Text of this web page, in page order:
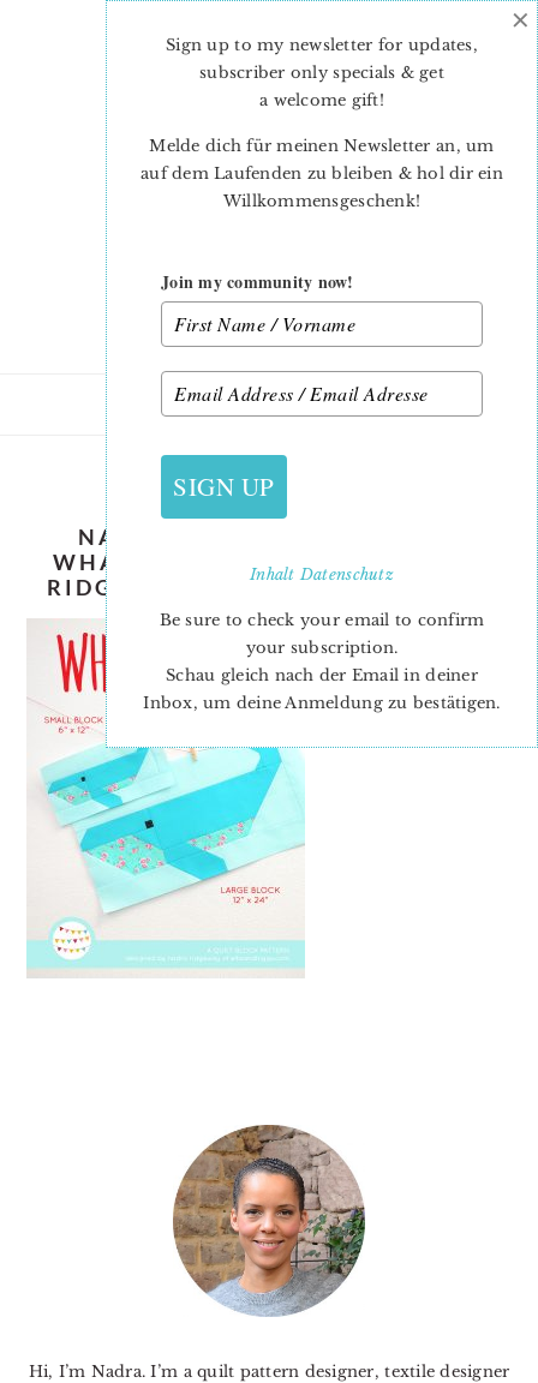
NAUTICAL-QUILT-PATTERNS-
WHALE-QUILT-PATTERN-NADRA-
RIDGEWAY-ELLIS-AND-HIGGS.JPG
Hi, I’m Nadra. I’m a quilt pattern designer, textile designer
Sign up to my newsletter for updates,
subscriber only specials & get
a welcome gift!
Melde dich für meinen Newsletter an, um
auf dem Laufenden zu bleiben & hol dir ein
Willkommensgeschenk!
Join my community now!
SIGN UP
InhaltDatenschutz
Be sure to check your email to confirm
your subscription.
Schau gleich nach der Email in deiner
Inbox, um deine Anmeldung zu bestätigen.
×